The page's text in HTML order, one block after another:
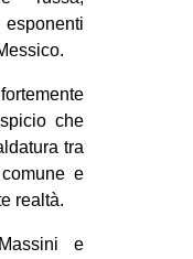
esponenti
che
tra
e
realtà.
e